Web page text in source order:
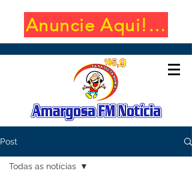
Anuncie Aqui!
Post
Todas as notícias